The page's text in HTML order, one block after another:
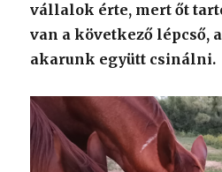
vállalok érte, mert őt
van a következő lépcső,
akarunk együtt csinálni.